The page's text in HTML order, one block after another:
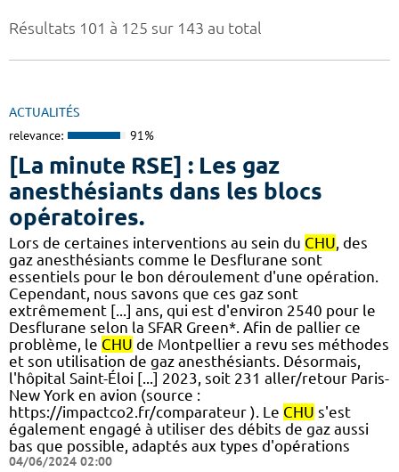
Résultats 101 à 125 sur 143 au total
ACTUALITÉS
relevance: 91%
[La minute RSE] : Les gaz
anesthésiants dans les blocs
opératoires.
​​Lors de certaines interventions au sein du CHU , des
gaz anesthésiants comme le Desflurane sont
essentiels pour le bon déroulement d'une opération.
Cependant, nous savons que ces gaz sont
extrêmement [...] ans, qui est d'environ 2540 pour le
Desflurane selon la SFAR Green*. Afin de pallier ce
problème, le CHU de Montpellier a revu ses méthodes
et son utilisation de gaz anesthésiants. Désormais,
l'hôpital Saint-Éloi [...] 2023, soit 231 aller/retour Paris-
New York en avion (source :
https://impactco2.fr/comparateur ). Le CHU s'est
également engagé à utiliser des débits de gaz aussi
bas que possible, adaptés aux types d'opérations
04/06/2024 02:00